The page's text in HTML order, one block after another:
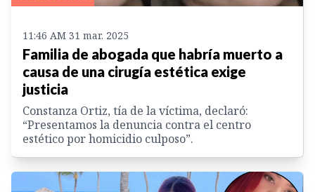
11:46 AM 31 mar. 2025
Familia de abogada que habría muerto a
causa de una cirugía estética exige
justicia
Constanza Ortiz, tía de la víctima, declaró:
“Presentamos la denuncia contra el centro
estético por homicidio culposo”.